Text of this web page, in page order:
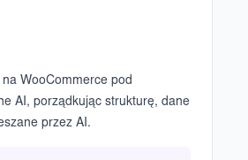
WooCommerce pod
AI, porządkując strukturę, dane
przez AI.